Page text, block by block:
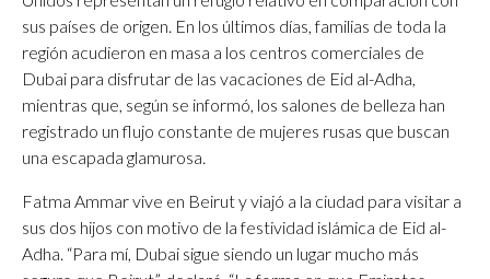
sus países de origen. En los últimos días, familias de toda la
región acudieron en masa a los centros comerciales de
Dubai para disfrutar de las vacaciones de Eid al-Adha,
mientras que, según se informó, los salones de belleza han
registrado un flujo constante de mujeres rusas que buscan
una escapada glamurosa.
Fatma Ammar vive en Beirut y viajó a la ciudad para visitar a
sus dos hijos con motivo de la festividad islámica de Eid al-
Adha. “Para mí, Dubai sigue siendo un lugar mucho más